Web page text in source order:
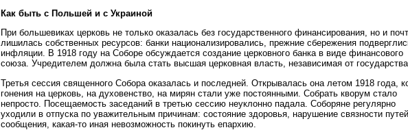
Как быть с Польшей и с Украиной
При большевиках церковь не только оказалась без государственного финансирования, но и
лишилась собственных ресурсов: банки национализировались, прежние сбережения
инфляции. В 1918 году на Соборе обсуждается создание церковного банка в виде финансового
союза. Учредителем должна была стать высшая церковная власть, независимая от
Третья сессия священного Собора оказалась и последней. Открывалась она летом 1918 года,
гонения на церковь, на духовенство, на мирян стали уже постоянными. Собрать кворум стало
непросто. Посещаемость заседаний в третью сессию неуклонно падала. Соборяне регулярно
уходили в отпуска по уважительным причинам: состояние здоровья, нарушение связности путей
сообщения, какая-то иная невозможность покинуть епархию.